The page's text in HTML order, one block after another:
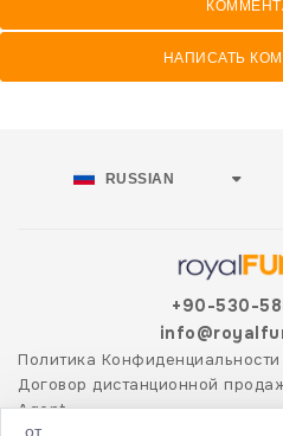
от
НАПИСАТЬ
RUSSIAN
+90-530-
Политика Конфиденциальности
Договор дистанционной
Agent